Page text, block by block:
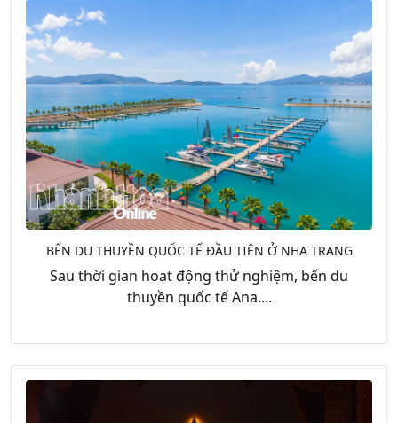
BẾN DU THUYỀN QUỐC TẾ ĐẦU TIÊN Ở NHA TRANG
Sau thời gian hoạt động thử nghiệm, bến du
thuyền quốc tế Ana....